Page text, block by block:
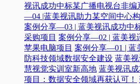
视讯成功中标某广播电视台非编
—04 |蓝美视讯助力某空间中心
案例分享—03 | 蓝美视讯成功中
采购项目 案例分享—02 | 蓝美视
苹果电脑项目 案例分享—01 | 蓝
防科技领域数据安全建设 蓝美
慧视觉实训室新高地 蓝美视讯
项目：数据安全领域再获认可！